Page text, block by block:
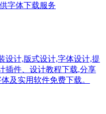
字体下载服务
设计,版式设计,字体设计,提
插件、设计教程下载,分享
及实用软件免费下载。